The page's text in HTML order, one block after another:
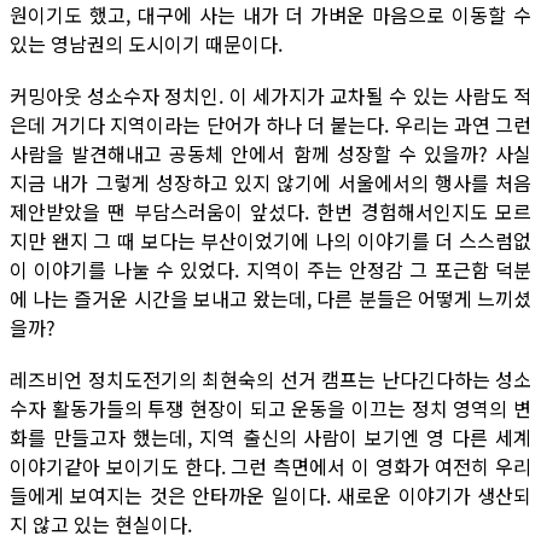
원이기도 했고, 대구에 사는 내가 더 가벼운 마음으로 이동할 수
있는 영남권의 도시이기 때문이다.
커밍아웃 성소수자 정치인. 이 세가지가 교차될 수 있는 사람도 적
은데 거기다 지역이라는 단어가 하나 더 붙는다. 우리는 과연 그런
사람을 발견해내고 공동체 안에서 함께 성장할 수 있을까? 사실
지금 내가 그렇게 성장하고 있지 않기에 서울에서의 행사를 처음
제안받았을 땐 부담스러움이 앞섰다. 한번 경험해서인지도 모르
지만 왠지 그 때 보다는 부산이었기에 나의 이야기를 더 스스럼없
이 이야기를 나눌 수 있었다. 지역이 주는 안정감 그 포근함 덕분
에 나는 즐거운 시간을 보내고 왔는데, 다른 분들은 어떻게 느끼셨
을까?
레즈비언 정치도전기의 최현숙의 선거 캠프는 난다긴다하는 성소
수자 활동가들의 투쟁 현장이 되고 운동을 이끄는 정치 영역의 변
화를 만들고자 했는데, 지역 출신의 사람이 보기엔 영 다른 세계
이야기같아 보이기도 한다. 그런 측면에서 이 영화가 여전히 우리
들에게 보여지는 것은 안타까운 일이다. 새로운 이야기가 생산되
지 않고 있는 현실이다.